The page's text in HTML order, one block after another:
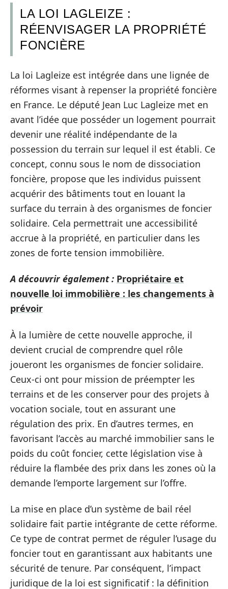
LA LOI LAGLEIZE :
RÉENVISAGER LA PROPRIÉTÉ
FONCIÈRE
La loi Lagleize est intégrée dans une lignée de
réformes visant à repenser la propriété foncière
en France. Le député Jean Luc Lagleize met en
avant l’idée que posséder un logement pourrait
devenir une réalité indépendante de la
possession du terrain sur lequel il est établi. Ce
concept, connu sous le nom de dissociation
foncière, propose que les individus puissent
acquérir des bâtiments tout en louant la
surface du terrain à des organismes de foncier
solidaire. Cela permettrait une accessibilité
accrue à la propriété, en particulier dans les
zones de forte tension immobilière.
A découvrir également : Propriétaire et
nouvelle loi immobilière : les changements à
prévoir
À la lumière de cette nouvelle approche, il
devient crucial de comprendre quel rôle
joueront les organismes de foncier solidaire.
Ceux-ci ont pour mission de préempter les
terrains et de les conserver pour des projets à
vocation sociale, tout en assurant une
régulation des prix. En d’autres termes, en
favorisant l’accès au marché immobilier sans le
poids du coût foncier, cette législation vise à
réduire la flambée des prix dans les zones où la
demande l’emporte largement sur l’offre.
La mise en place d’un système de bail réel
solidaire fait partie intégrante de cette réforme.
Ce type de contrat permet de réguler l’usage du
foncier tout en garantissant aux habitants une
sécurité de tenure. Par conséquent, l’impact
juridique de la loi est significatif : la définition